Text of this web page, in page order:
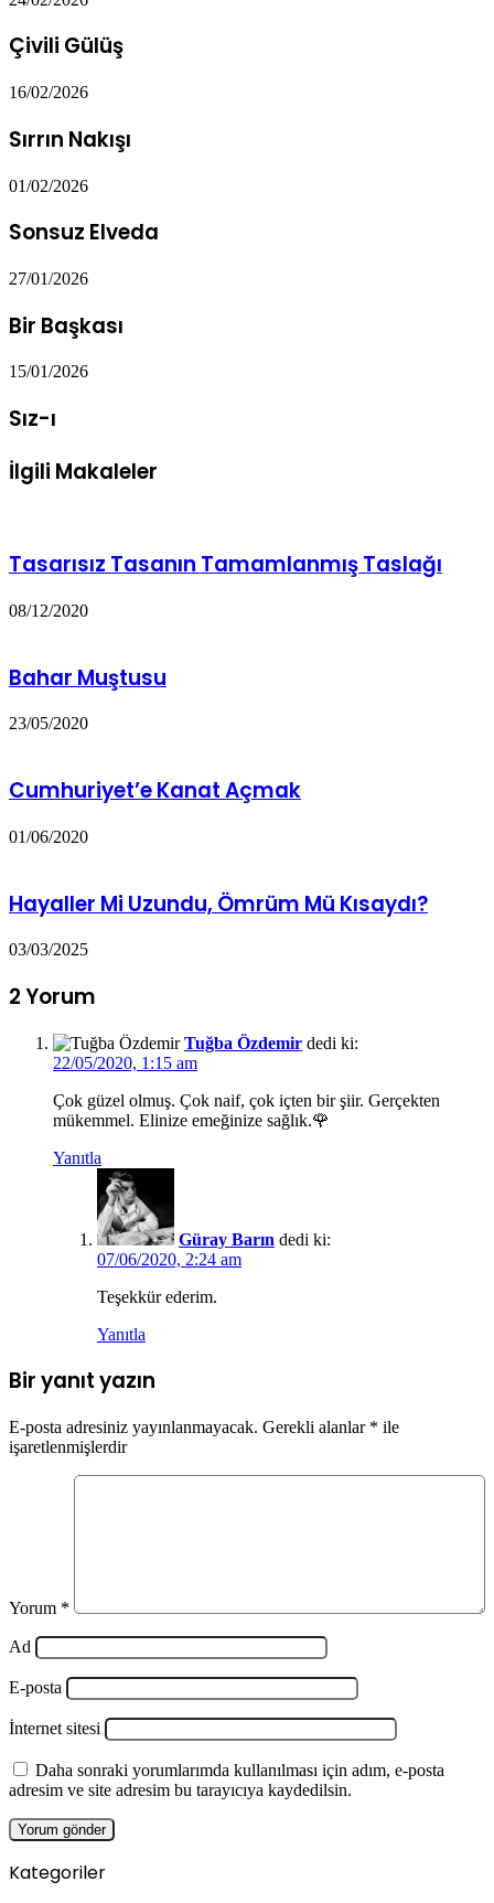
Çivili Gülüş
16/02/2026
Sırrın Nakışı
01/02/2026
Sonsuz Elveda
27/01/2026
Bir Başkası
15/01/2026
Sız-ı
İlgili Makaleler
Tasarısız Tasanın Tamamlanmış Taslağı
08/12/2020
Bahar Muştusu
23/05/2020
Cumhuriyet’e Kanat Açmak
01/06/2020
Hayaller Mi Uzundu, Ömrüm Mü Kısaydı?
03/03/2025
2 Yorum
Tuğba Özdemir dedi ki:
22/05/2020, 1:15 am
Çok güzel olmuş. Çok naif, çok içten bir şiir. Gerçekten
mükemmel. Elinize emeğinize sağlık.🌹
Yanıtla
Güray Barın dedi ki:
07/06/2020, 2:24 am
Teşekkür ederim.
Yanıtla
Bir yanıt yazın
E-posta adresiniz yayınlanmayacak. Gerekli alanlar * ile
işaretlenmişlerdir
Yorum *
Ad
E-posta
İnternet sitesi
Daha sonraki yorumlarımda kullanılması için adım, e-posta
adresim ve site adresim bu tarayıcıya kaydedilsin.
Kategoriler